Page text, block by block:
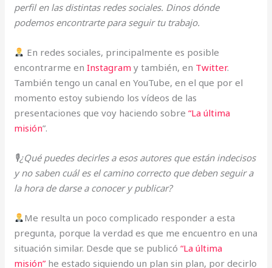
perfil en las distintas redes sociales. Dinos dónde
podemos encontrarte para seguir tu trabajo.
En redes sociales, principalmente es posible
encontrarme enInstagram y también, en Twitter.
También tengo un canal en YouTube, en el que por el
momento estoy subiendo los vídeos de las
presentaciones que voy haciendo sobre“La última
misión”.
🎙¿Qué puedes decirles a esos autores que están indecisos
y no saben cuál es el camino correcto que deben seguir a
la hora de darse a conocer y publicar?
Me resulta un poco complicado responder a esta
pregunta, porque la verdad es que me encuentro en una
situación similar. Desde que se publicó“La última
misión” he estado siguiendo un plan sin plan, por decirlo